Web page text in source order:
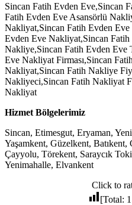
Sincan Fatih Evden Eve,Sincan
Fatih Evden Eve Asansörlü
Nakliyat,Sincan Fatih Evden
Evden Eve Nakliyat,Sincan
Nakliye,Sincan Fatih Evden Eve
Eve Nakliyat Firması,Sincan
Nakliyat,Sincan Fatih Nakliye
Nakliyeci,Sincan Fatih Nakliyat
Nakliyat
Hizmet Bölgelerimiz
Sincan, Etimesgut, Eryaman,
Yaşamkent, Güzelkent, Batıkent,
Çayyolu, Törekent, Saraycık
Yenimahalle, Elvankent
Click to
[Total: 1